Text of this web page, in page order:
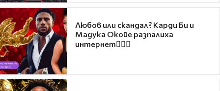
Любов или скандал? Карди Би и
Мадука Окойе разпалиха
интернет❤️‍🔥🔥